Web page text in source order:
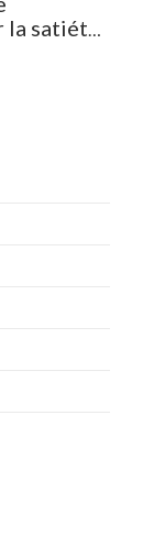
la satiété